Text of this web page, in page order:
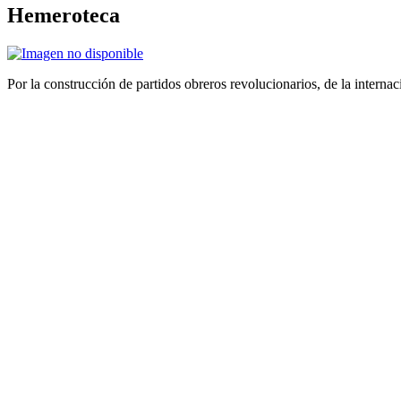
Hemeroteca
Por la construcción de partidos obreros revolucionarios, de la